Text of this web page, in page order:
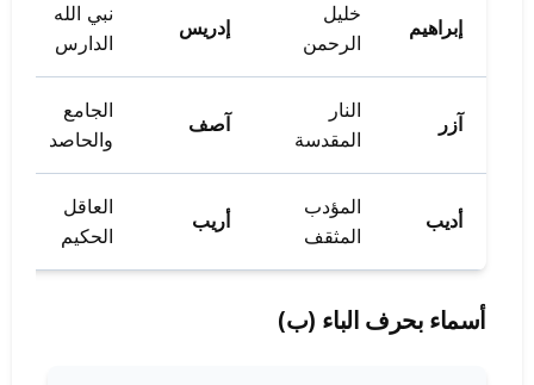
إبراهيم
خليل
الرحمن
إدريس
نبي الله
الدارس
آزر
النار
المقدسة
آصف
الجامع
والحاصد
أديب
المؤدب
المثقف
أريب
العاقل
الحكيم
أسماء بحرف الباء (ب)